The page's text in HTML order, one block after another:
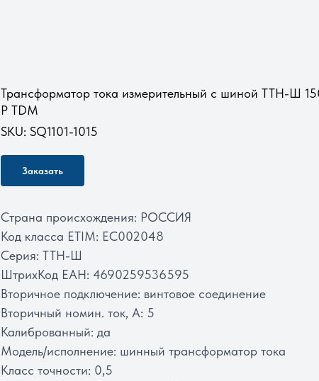
Трансформатор тока измерительный с шиной ТТН-Ш
Р TDM
SKU: SQ1101-1015
Заказать
Страна происхождения: РОССИЯ
Код класса ETIM: EC002048
Серия: ТТН-Ш
ШтрихКод ЕАН: 4690259536595
Вторичное подключение: винтовое соединение
Вторичный номин. ток, А: 5
Калиброванный: да
Модель/исполнение: шинный трансформатор тока
Класс точности: 0,5